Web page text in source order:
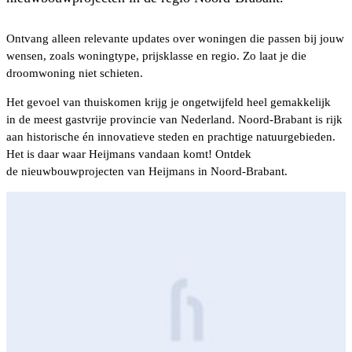
Ontvang alleen relevante updates over woningen die passen bij jouw
wensen, zoals woningtype, prijsklasse en regio. Zo laat je die
droomwoning niet schieten.
Het gevoel van thuiskomen krijg je ongetwijfeld heel gemakkelijk
in de meest gastvrije provincie van Nederland. Noord-Brabant is rijk
aan historische én innovatieve steden en prachtige natuurgebieden.
Het is daar waar Heijmans vandaan komt! Ontdek
de nieuwbouwprojecten van Heijmans in Noord-Brabant.